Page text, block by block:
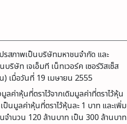
รสภาพเป็นบริษัทมหาชนจำกัด และ
ริษัท เจเอ็มที เน็ทเวอร์ค เซอร์วิสเซ็ส
) เมื่อวันที่ 19 เมษายน 2555
ลค่าหุ้นที่ตราไว้จากเดิมมูลค่าที่ตราไว้หุ้น
ป็นมูลค่าหุ้นที่ตราไว้หุ้นละ 1 บาท และเพิ่ม
จำนวน 120 ล้านบาท เป็น 300 ล้านบาท